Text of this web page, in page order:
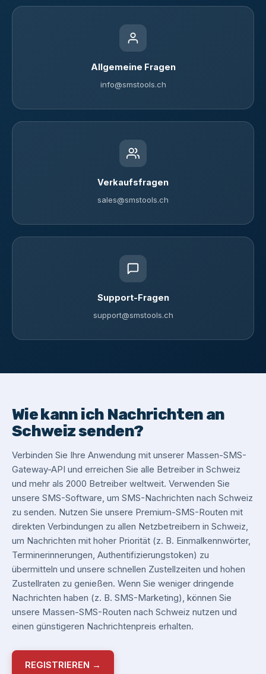
Allgemeine Fragen
info@smstools.ch
Verkaufsfragen
sales@smstools.ch
Support-Fragen
support@smstools.ch
Wie kann ich Nachrichten an
Schweiz senden?
Verbinden Sie Ihre Anwendung mit unserer Massen-SMS-
Gateway-API und erreichen Sie alle Betreiber in Schweiz
und mehr als 2000 Betreiber weltweit. Verwenden Sie
unsere SMS-Software, um SMS-Nachrichten nach Schweiz
zu senden. Nutzen Sie unsere Premium-SMS-Routen mit
direkten Verbindungen zu allen Netzbetreibern in Schweiz,
um Nachrichten mit hoher Priorität (z. B. Einmalkennwörter,
Terminerinnerungen, Authentifizierungstoken) zu
übermitteln und unsere schnellen Zustellzeiten und hohen
Zustellraten zu genießen. Wenn Sie weniger dringende
Nachrichten haben (z. B. SMS-Marketing), können Sie
unsere Massen-SMS-Routen nach Schweiz nutzen und
einen günstigeren Nachrichtenpreis erhalten.
REGISTRIEREN →